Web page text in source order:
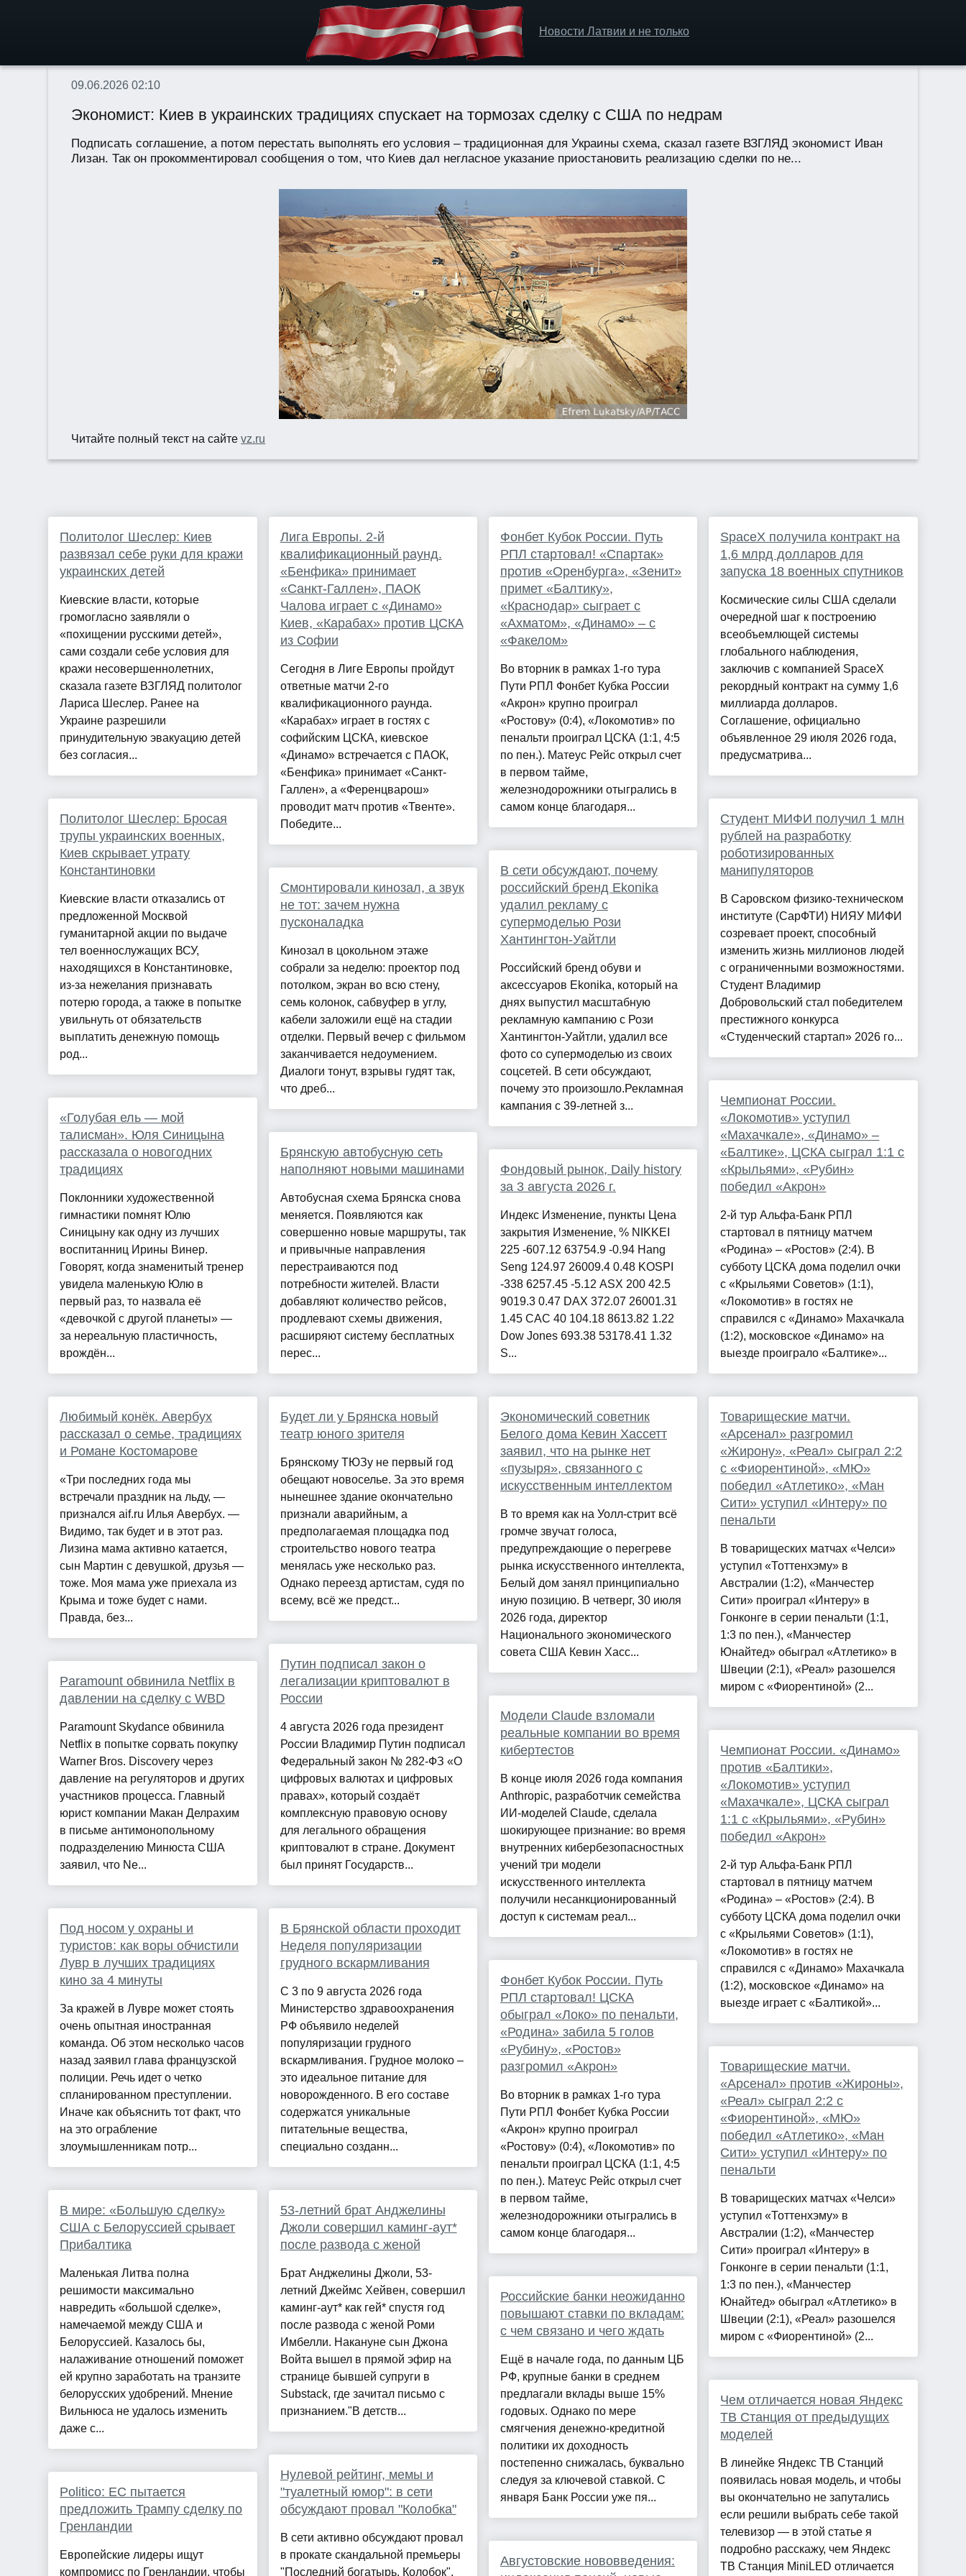
Новости Латвии и не только
09.06.2026 02:10
Экономист: Киев в украинских традициях спускает на тормозах сделку с США по недрам
Подписать соглашение, а потом перестать выполнять его условия – традиционная для Украины схема, сказал газете ВЗГЛЯД экономист Иван
Лизан. Так он прокомментировал сообщения о том, что Киев дал негласное указание приостановить реализацию сделки по не...
Читайте полный текст на сайтеvz.ru
Политолог Шеслер: Киев
развязал себе руки для кражи
украинских детей
Киевские власти, которые
громогласно заявляли о
«похищении русскими детей»,
сами создали себе условия для
кражи несовершеннолетних,
сказала газете ВЗГЛЯД политолог
Лариса Шеслер. Ранее на
Украине разрешили
принудительную эвакуацию детей
без согласия...
Политолог Шеслер: Бросая
трупы украинских военных,
Киев скрывает утрату
Константиновки
Киевские власти отказались от
предложенной Москвой
гуманитарной акции по выдаче
тел военнослужащих ВСУ,
находящихся в Константиновке,
из-за нежелания признавать
потерю города, а также в попытке
увильнуть от обязательств
выплатить денежную помощь
род...
«Голубая ель — мой
талисман». Юля Синицына
рассказала о новогодних
традициях
Поклонники художественной
гимнастики помнят Юлю
Синицыну как одну из лучших
воспитанниц Ирины Винер.
Говорят, когда знаменитый тренер
увидела маленькую Юлю в
первый раз, то назвала её
«девочкой с другой планеты» —
за нереальную пластичность,
врождён...
Любимый конёк. Авербух
рассказал о семье, традициях
и Романе Костомарове
«Три последних года мы
встречали праздник на льду, —
признался aif.ru Илья Авербух. —
Видимо, так будет и в этот раз.
Лизина мама активно катается,
сын Мартин с девушкой, друзья —
тоже. Моя мама уже приехала из
Крыма и тоже будет с нами.
Правда, без...
Paramount обвинила Netflix в
давлении на сделку с WBD
Paramount Skydance обвинила
Netflix в попытке сорвать покупку
Warner Bros. Discovery через
давление на регуляторов и других
участников процесса. Главный
юрист компании Макан Делрахим
в письме антимонопольному
подразделению Минюста США
заявил, что Ne...
Под носом у охраны и
туристов: как воры обчистили
Лувр в лучших традициях
кино за 4 минуты
За кражей в Лувре может стоять
очень опытная иностранная
команда. Об этом несколько часов
назад заявил глава французской
полиции. Речь идет о четко
спланированном преступлении.
Иначе как объяснить тот факт, что
на это ограбление
злоумышленникам потр...
В мире: «Большую сделку»
США с Белоруссией срывает
Прибалтика
Маленькая Литва полна
решимости максимально
навредить «большой сделке»,
намечаемой между США и
Белоруссией. Казалось бы,
налаживание отношений поможет
ей крупно заработать на транзите
белорусских удобрений. Мнение
Вильнюса не удалось изменить
даже с...
Politico: ЕС пытается
предложить Трампу сделку по
Гренландии
Европейские лидеры ищут
компромисс по Гренландии, чтобы
Лига Европы. 2-й
квалификационный раунд.
«Бенфика» принимает
«Санкт-Галлен», ПАОК
Чалова играет с «Динамо»
Киев, «Карабах» против ЦСКА
из Софии
Сегодня в Лиге Европы пройдут
ответные матчи 2-го
квалификационного раунда.
«Карабах» играет в гостях с
софийским ЦСКА, киевское
«Динамо» встречается с ПАОК,
«Бенфика» принимает «Санкт-
Галлен», а «Ференцварош»
проводит матч против «Твенте».
Победите...
Смонтировали кинозал, а звук
не тот: зачем нужна
пусконаладка
Кинозал в цокольном этаже
собрали за неделю: проектор под
потолком, экран во всю стену,
семь колонок, сабвуфер в углу,
кабели заложили ещё на стадии
отделки. Первый вечер с фильмом
заканчивается недоумением.
Диалоги тонут, взрывы гудят так,
что дреб...
Брянскую автобусную сеть
наполняют новыми машинами
Автобусная схема Брянска снова
меняется. Появляются как
совершенно новые маршруты, так
и привычные направления
перестраиваются под
потребности жителей. Власти
добавляют количество рейсов,
продлевают схемы движения,
расширяют систему бесплатных
перес...
Будет ли у Брянска новый
театр юного зрителя
Брянскому ТЮЗу не первый год
обещают новоселье. За это время
нынешнее здание окончательно
признали аварийным, а
предполагаемая площадка под
строительство нового театра
менялась уже несколько раз.
Однако переезд артистам, судя по
всему, всё же предст...
Путин подписал закон о
легализации криптовалют в
России
4 августа 2026 года президент
России Владимир Путин подписал
Федеральный закон № 282-ФЗ «О
цифровых валютах и цифровых
правах», который создаёт
комплексную правовую основу
для легального обращения
криптовалют в стране. Документ
был принят Государств...
В Брянской области проходит
Неделя популяризации
грудного вскармливания
С 3 по 9 августа 2026 года
Министерство здравоохранения
РФ объявило неделей
популяризации грудного
вскармливания. Грудное молоко –
это идеальное питание для
новорожденного. В его составе
содержатся уникальные
питательные вещества,
специально созданн...
53-летний брат Анджелины
Джоли совершил каминг-аут*
после развода с женой
Брат Анджелины Джоли, 53-
летний Джеймс Хейвен, совершил
каминг-аут* как гей* спустя год
после развода с женой Роми
Имбелли. Накануне сын Джона
Войта вышел в прямой эфир на
странице бывшей супруги в
Substack, где зачитал письмо с
признанием."В детств...
Нулевой рейтинг, мемы и
"туалетный юмор": в сети
обсуждают провал "Колобка"
В сети активно обсуждают провал
в прокате скандальной премьеры
"Последний богатырь. Колобок".
Фонбет Кубок России. Путь
РПЛ стартовал! «Спартак»
против «Оренбурга», «Зенит»
примет «Балтику»,
«Краснодар» сыграет с
«Ахматом», «Динамо» – с
«Факелом»
Во вторник в рамках 1-го тура
Пути РПЛ Фонбет Кубка России
«Акрон» крупно проиграл
«Ростову» (0:4), «Локомотив» по
пенальти проиграл ЦСКА (1:1, 4:5
по пен.). Матеус Рейс открыл счет
в первом тайме,
железнодорожники отыгрались в
самом конце благодаря...
В сети обсуждают, почему
российский бренд Ekonika
удалил рекламу с
супермоделью Рози
Хантингтон-Уайтли
Российский бренд обуви и
аксессуаров Ekonika, который на
днях выпустил масштабную
рекламную кампанию с Рози
Хантингтон-Уайтли, удалил все
фото со супермоделью из своих
соцсетей. В сети обсуждают,
почему это произошло.Рекламная
кампания с 39-летней з...
Фондовый рынок, Daily history
за 3 августа 2026 г.
Индекс Изменение, пункты Цена
закрытия Изменение, % NIKKEI
225 -607.12 63754.9 -0.94 Hang
Seng 124.97 26009.4 0.48 KOSPI
-338 6257.45 -5.12 ASX 200 42.5
9019.3 0.47 DAX 372.07 26001.31
1.45 CAC 40 104.18 8613.82 1.22
Dow Jones 693.38 53178.41 1.32
S...
Экономический советник
Белого дома Кевин Хассетт
заявил, что на рынке нет
«пузыря», связанного с
искусственным интеллектом
В то время как на Уолл-стрит всё
громче звучат голоса,
предупреждающие о перегреве
рынка искусственного интеллекта,
Белый дом занял принципиально
иную позицию. В четверг, 30 июля
2026 года, директор
Национального экономического
совета США Кевин Хасс...
Модели Claude взломали
реальные компании во время
кибертестов
В конце июля 2026 года компания
Anthropic, разработчик семейства
ИИ-моделей Claude, сделала
шокирующее признание: во время
внутренних кибербезопасностных
учений три модели
искусственного интеллекта
получили несанкционированный
доступ к системам реал...
Фонбет Кубок России. Путь
РПЛ стартовал! ЦСКА
обыграл «Локо» по пенальти,
«Родина» забила 5 голов
«Рубину», «Ростов»
разгромил «Акрон»
Во вторник в рамках 1-го тура
Пути РПЛ Фонбет Кубка России
«Акрон» крупно проиграл
«Ростову» (0:4), «Локомотив» по
пенальти проиграл ЦСКА (1:1, 4:5
по пен.). Матеус Рейс открыл счет
в первом тайме,
железнодорожники отыгрались в
самом конце благодаря...
Российские банки неожиданно
повышают ставки по вкладам:
с чем связано и чего ждать
Ещё в начале года, по данным ЦБ
РФ, крупные банки в среднем
предлагали вклады выше 15%
годовых. Однако по мере
смягчения денежно-кредитной
политики их доходность
постепенно снижалась, буквально
следуя за ключевой ставкой. С
января Банк России уже пя...
Августовские нововведения:
SpaceX получила контракт на
1,6 млрд долларов для
запуска 18 военных спутников
Космические силы США сделали
очередной шаг к построению
всеобъемлющей системы
глобального наблюдения,
заключив с компанией SpaceX
рекордный контракт на сумму 1,6
миллиарда долларов.
Соглашение, официально
объявленное 29 июля 2026 года,
предусматрива...
Студент МИФИ получил 1 млн
рублей на разработку
роботизированных
манипуляторов
В Саровском физико-техническом
институте (СарФТИ) НИЯУ МИФИ
созревает проект, способный
изменить жизнь миллионов людей
с ограниченными возможностями.
Студент Владимир
Добровольский стал победителем
престижного конкурса
«Студенческий стартап» 2026 го...
Чемпионат России.
«Локомотив» уступил
«Махачкале», «Динамо» –
«Балтике», ЦСКА сыграл 1:1 с
«Крыльями», «Рубин»
победил «Акрон»
2-й тур Альфа-Банк РПЛ
стартовал в пятницу матчем
«Родина» – «Ростов» (2:4). В
субботу ЦСКА дома поделил очки
с «Крыльями Советов» (1:1),
«Локомотив» в гостях не
справился с «Динамо» Махачкала
(1:2), московское «Динамо» на
выезде проиграло «Балтике»...
Товарищеские матчи.
«Арсенал» разгромил
«Жирону», «Реал» сыграл 2:2
с «Фиорентиной», «МЮ»
победил «Атлетико», «Ман
Сити» уступил «Интеру» по
пенальти
В товарищеских матчах «Челси»
уступил «Тоттенхэму» в
Австралии (1:2), «Манчестер
Сити» проиграл «Интеру» в
Гонконге в серии пенальти (1:1,
1:3 по пен.), «Манчестер
Юнайтед» обыграл «Атлетико» в
Швеции (2:1), «Реал» разошелся
миром с «Фиорентиной» (2...
Чемпионат России. «Динамо»
против «Балтики»,
«Локомотив» уступил
«Махачкале», ЦСКА сыграл
1:1 с «Крыльями», «Рубин»
победил «Акрон»
2-й тур Альфа-Банк РПЛ
стартовал в пятницу матчем
«Родина» – «Ростов» (2:4). В
субботу ЦСКА дома поделил очки
с «Крыльями Советов» (1:1),
«Локомотив» в гостях не
справился с «Динамо» Махачкала
(1:2), московское «Динамо» на
выезде играет с «Балтикой»...
Товарищеские матчи.
«Арсенал» против «Жироны»,
«Реал» сыграл 2:2 с
«Фиорентиной», «МЮ»
победил «Атлетико», «Ман
Сити» уступил «Интеру» по
пенальти
В товарищеских матчах «Челси»
уступил «Тоттенхэму» в
Австралии (1:2), «Манчестер
Сити» проиграл «Интеру» в
Гонконге в серии пенальти (1:1,
1:3 по пен.), «Манчестер
Юнайтед» обыграл «Атлетико» в
Швеции (2:1), «Реал» разошелся
миром с «Фиорентиной» (2...
Чем отличается новая Яндекс
ТВ Станция от предыдущих
моделей
В линейке Яндекс ТВ Станций
появилась новая модель, и чтобы
вы окончательно не запутались
если решили выбрать себе такой
телевизор — в этой статье я
подробно расскажу, чем Яндекс
ТВ Станция MiniLED отличается